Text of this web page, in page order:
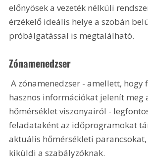
előnyösek a vezeték nélküli
érzékelő ideális helye a szobán
próbálgatással is megtalálható.
Zónamenedzser
A zónamenedzser - amellett, hogy fontos, vagy
hasznos információkat jelenít meg
hőmérséklet viszonyairól -
feladataként az időprogramokat
aktuális hőmérsékleti
kiküldi a szabályzóknak.